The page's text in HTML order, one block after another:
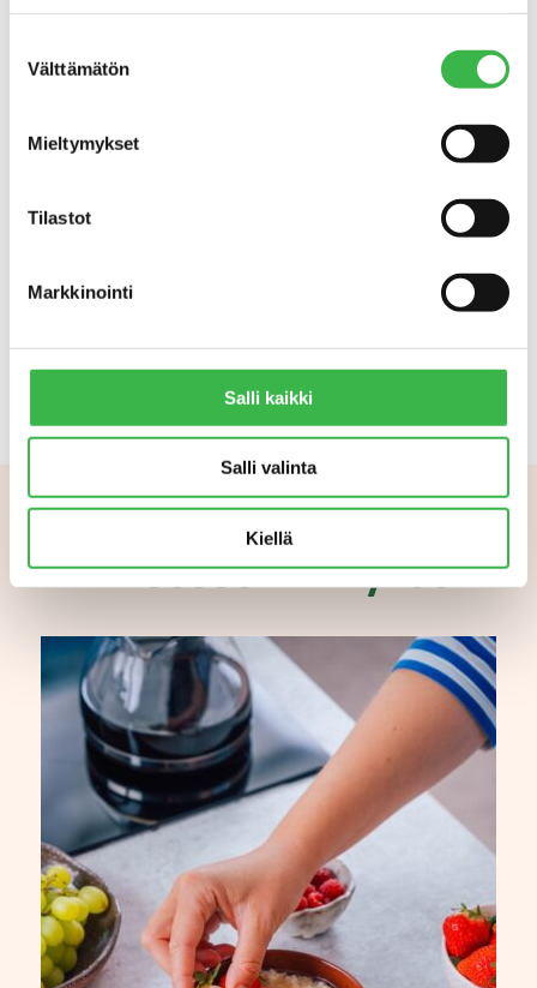
valinta
Välttämätön
Mieltymykset
Tilastot
Markkinointi
Salli kaikki
Salli valinta
Kiellä
maa- ja metsätalousministeriö.
Arolaakso
/EkoCentria, puh. 044 785 4048
Kottila
Aiheeseen liittyvää